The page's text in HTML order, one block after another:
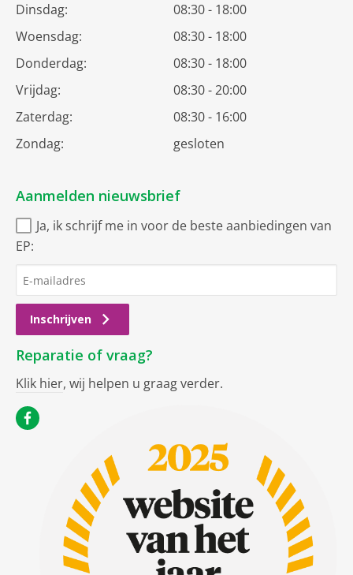
Dinsdag:
08:30 - 18:00
Woensdag:
08:30 - 18:00
Donderdag:
08:30 - 18:00
Vrijdag:
08:30 - 20:00
Zaterdag:
08:30 - 16:00
Zondag:
gesloten
Aanmelden nieuwsbrief
Ja, ik schrijf me in voor de beste aanbiedingen van
EP:
Inschrijven
Reparatie of vraag?
Klik hier, wij helpen u graag verder.